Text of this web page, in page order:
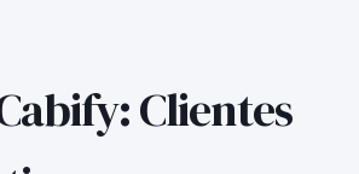
Clientes